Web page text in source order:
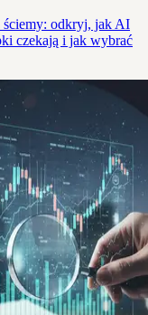
ściemy: odkryj, jak AI
czekają i jak wybrać